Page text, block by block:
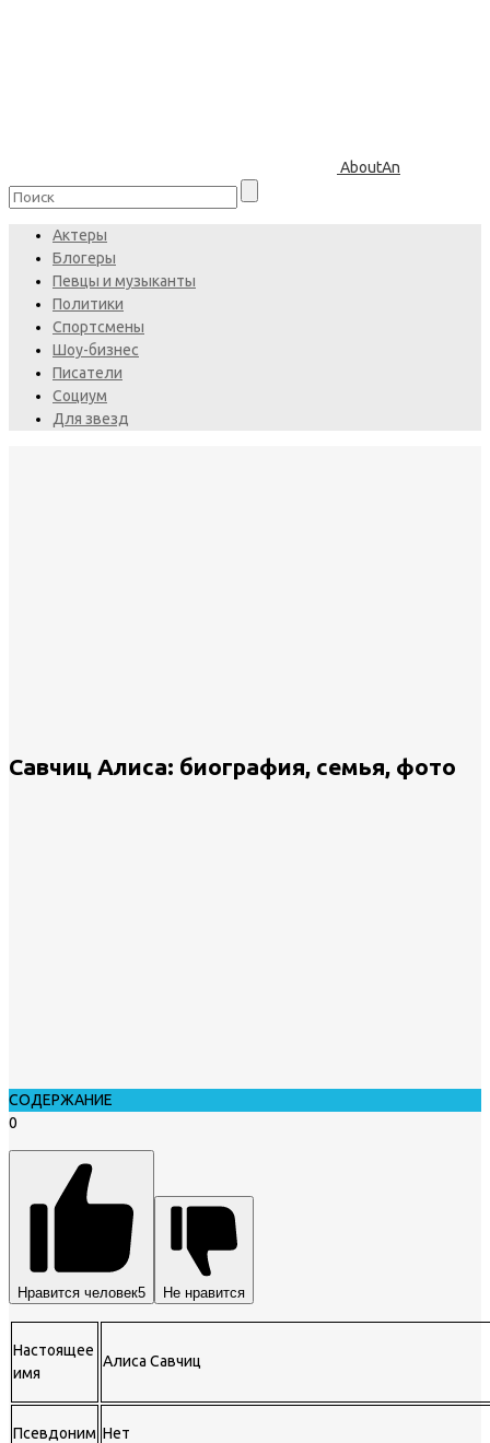
AboutAn
Актеры
Блогеры
Певцы и музыканты
Политики
Спортсмены
Шоу-бизнес
Писатели
Социум
Для звезд
Савчиц Алиса: биография, семья, фото
СОДЕРЖАНИЕ
0
Нравится человек5 Не нравится
Настоящее
имя
Алиса Савчиц
Псевдоним Нет